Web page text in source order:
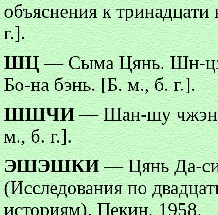
объяснения к
г.].
ШЦ— Сыма Цянь. Шн-
Бо-на бэнь. [Б. м., б. г.].
ШШЧИ— Шан-шу
м., б. г.].
ЭШЭШКИ— Цянь Да-
(Исследования по
историям). Пекин, 1958.